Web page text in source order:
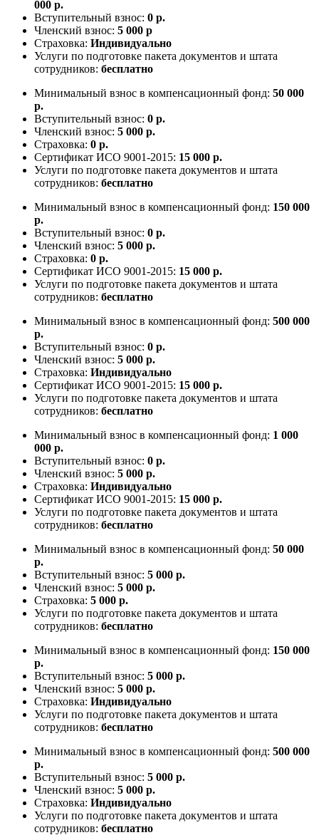
000 р.
Вступительный взнос: 0 р.
Членский взнос: 5 000 р
Страховка: Индивидуально
Услуги по подготовке пакета документов и штата
сотрудников: бесплатно
Минимальный взнос в компенсационный фонд: 50 000
р.
Вступительный взнос: 0 р.
Членский взнос: 5 000 р.
Страховка: 0 р.
Сертификат ИСО 9001-2015: 15 000 р.
Услуги по подготовке пакета документов и штата
сотрудников: бесплатно
Минимальный взнос в компенсационный фонд: 150 000
р.
Вступительный взнос: 0 р.
Членский взнос: 5 000 р.
Страховка: 0 р.
Сертификат ИСО 9001-2015: 15 000 р.
Услуги по подготовке пакета документов и штата
сотрудников: бесплатно
Минимальный взнос в компенсационный фонд: 500 000
р.
Вступительный взнос: 0 р.
Членский взнос: 5 000 р.
Страховка: Индивидуально
Сертификат ИСО 9001-2015: 15 000 р.
Услуги по подготовке пакета документов и штата
сотрудников: бесплатно
Минимальный взнос в компенсационный фонд: 1 000
000 р.
Вступительный взнос: 0 р.
Членский взнос: 5 000 р.
Страховка: Индивидуально
Сертификат ИСО 9001-2015: 15 000 р.
Услуги по подготовке пакета документов и штата
сотрудников: бесплатно
Минимальный взнос в компенсационный фонд: 50 000
р.
Вступительный взнос: 5 000 р.
Членский взнос: 5 000 р.
Страховка: 5 000 р.
Услуги по подготовке пакета документов и штата
сотрудников: бесплатно
Минимальный взнос в компенсационный фонд: 150 000
р.
Вступительный взнос: 5 000 р.
Членский взнос: 5 000 р.
Страховка: Индивидуально
Услуги по подготовке пакета документов и штата
сотрудников: бесплатно
Минимальный взнос в компенсационный фонд: 500 000
р.
Вступительный взнос: 5 000 р.
Членский взнос: 5 000 р.
Страховка: Индивидуально
Услуги по подготовке пакета документов и штата
сотрудников: бесплатно